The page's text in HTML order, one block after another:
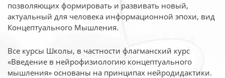
позволяющих формировать и развивать новый,
актуальный для человека информационной эпохи, вид
Концептуального Мышления.
Все курсы Школы, в частности флагманский курс
«Введение в нейрофизиологию концептуального
мышления» основаны на принципах нейродидактики.